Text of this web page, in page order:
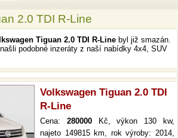
2.0 TDI R-Line
Tiguan 2.0 TDI R-Line byl již smazán.
podobné inzeráty z naší nabídky 4x4, SUV
Volkswagen Tiguan 2.0 TDI
R-Line
Cena: 280000Kč, výkon 130 kw,
najeto 149815 km, rok výroby: 2014,